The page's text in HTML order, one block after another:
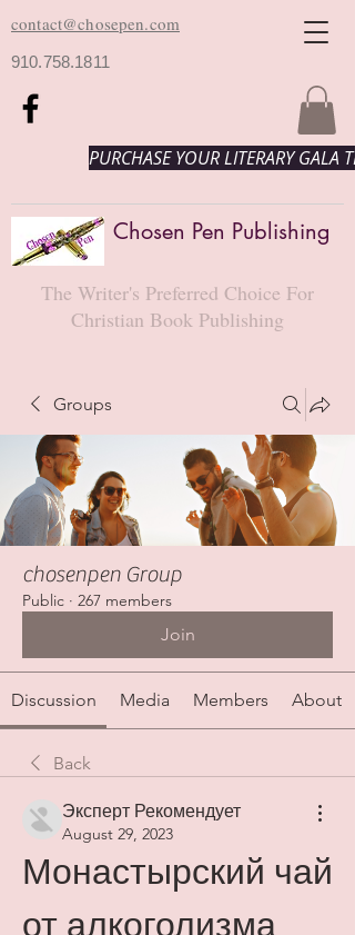
contact@chosepen.com
910.758.1811
PURCHASE YOUR LITERARY GALA
Chosen Pen Publishing
The Writer's Preferred Choice For
Christian Book Publishing
Groups
chosenpen Group
Public · 267 members
Join
Discussion Media Members About
Back
Эксперт Рекомендует
August 29, 2023
Монастырский чай
от алкоголизма